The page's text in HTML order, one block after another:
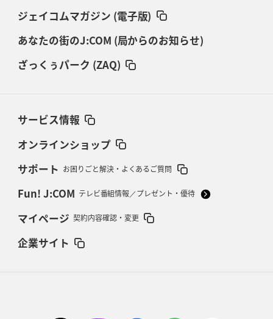
ジェイコムマガジン (電子版)
あなたの街のJ:COM (局からのお知らせ)
ざっくぅパーク (ZAQ)
サービス情報
オンラインショップ
サポート お困りごと解決・よくあるご質問
Fun! J:COM テレビ番組情報／プレゼント・優待
マイページ 契約内容確認・変更
企業サイト